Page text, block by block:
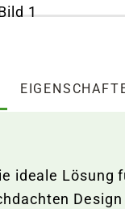
ideale